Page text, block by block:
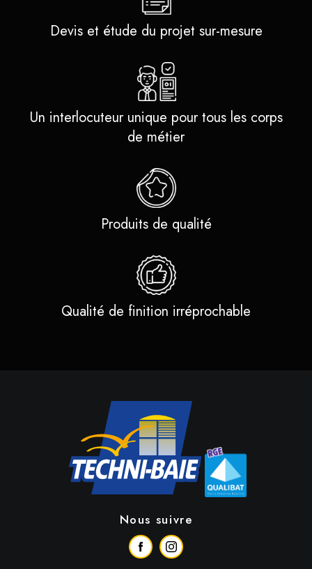
Devis et étude du projet sur-mesure
Un interlocuteur unique pour tous les corps
de métier
Produits de qualité
Qualité de finition irréprochable
Nous suivre